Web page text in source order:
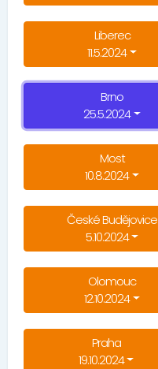
Liberec
11.5.2024
Brno
25.5.2024
Most
10.8.2024
České Budějovice
5.10.2024
Olomouc
12.10.2024
Praha
19.10.2024